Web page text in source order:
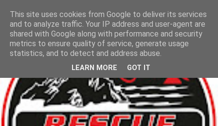
This site uses cookies from Google to deliver its services
and to analyze traffic. Your IP address and user-agent are
shared with Google along with performance and security
metrics to ensure quality of service, generate usage
statistics, and to detect and address abuse.
LEARN MORE GOT IT